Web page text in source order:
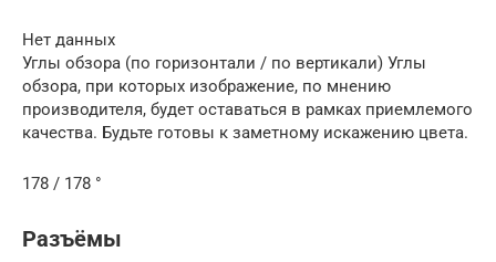
Нет данных
Углы обзора (по горизонтали / по вертикали) Углы
обзора, при которых изображение, по мнению
производителя, будет оставаться в рамках приемлемого
качества. Будьте готовы к заметному искажению цвета.
178 / 178 °
Разъёмы